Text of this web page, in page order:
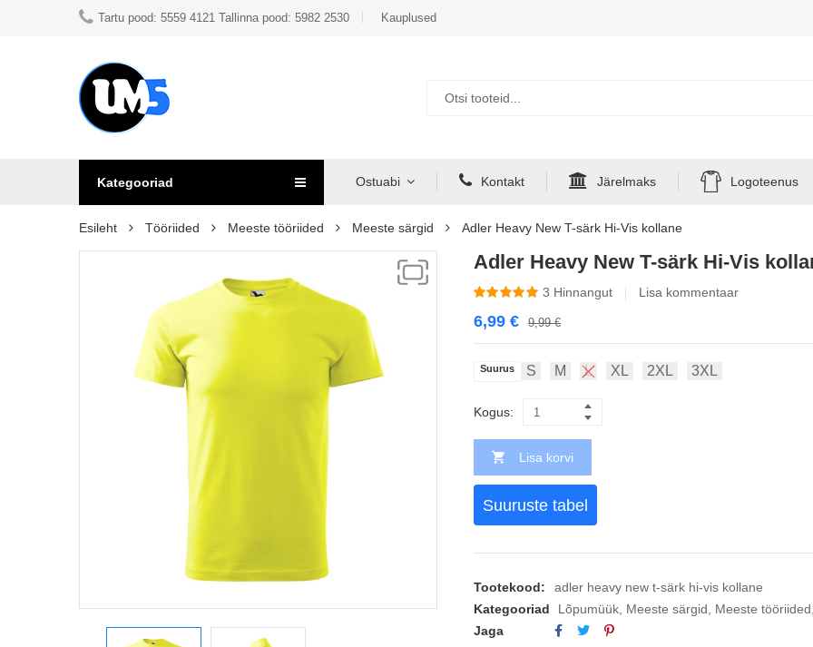
Tartu pood: 5559 4121 Tallinna pood: 5982 2530 Kauplused
Kategooriad Ostuabi Kontakt Järelmaks Logoteenus
Esileht Tööriided Meeste tööriided Meeste särgid Adler Heavy New T-särk Hi-Vis kollane
Adler Heavy New T-särk Hi-Vis
3 Hinnangut Lisa kommentaar
9,99€
6,99 €
Suurus S M L XL 2XL 3XL
Kogus:
Lisa korvi
Suuruste tabel
Tootekood:
adler heavy new t-särk hi-vis kollane
Kategooriad
Lõpumüük, Meeste särgid, Meeste tööriided
Jaga